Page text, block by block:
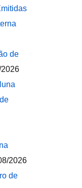
de
2026
de